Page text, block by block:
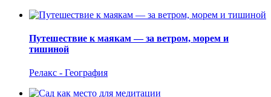
Путешествие к маякам — за ветром, морем и
тишиной
Релакс - География